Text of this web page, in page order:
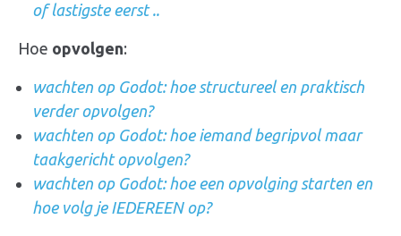
of lastigste eerst ..
Hoe opvolgen:
wachten op Godot: hoe structureel en praktisch
verder opvolgen?
wachten op Godot: hoe iemand begripvol maar
taakgericht opvolgen?
wachten op Godot: hoe een opvolging starten en
hoe volg je IEDEREEN op?